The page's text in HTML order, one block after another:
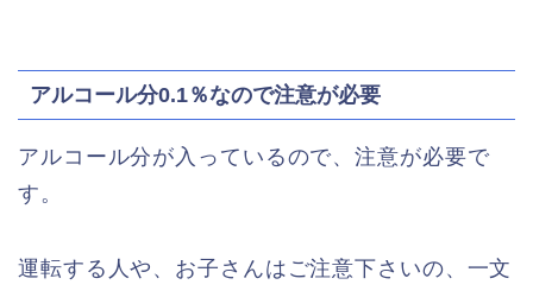
アルコール分0.1％なので注意が必要
アルコール分が入っているので、注意が必要で
す。
運転する人や、お子さんはご注意下さいの、一文